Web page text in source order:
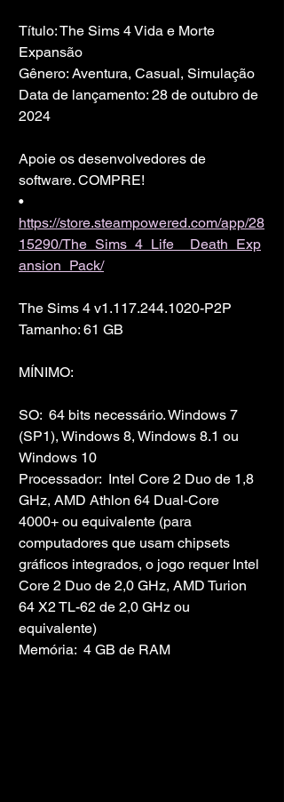
Título: The Sims 4 Vida e Morte
Expansão
Gênero: Aventura, Casual, Simulação
Data de lançamento: 28 de outubro de
2024
Apoie os desenvolvedores de
software. COMPRE!
•
https://store.steampowered.com/app/28
15290/The_Sims_4_Life__Death_Exp
ansion_Pack/
The Sims 4 v1.117.244.1020-P2P
Tamanho: 61 GB
MÍNIMO:
SO:  64 bits necessário. Windows 7
(SP1), Windows 8, Windows 8.1 ou
Windows 10
Processador:  Intel Core 2 Duo de 1,8
GHz, AMD Athlon 64 Dual-Core
4000+ ou equivalente (para
computadores que usam chipsets
gráficos integrados, o jogo requer Intel
Core 2 Duo de 2,0 GHz, AMD Turion
64 X2 TL-62 de 2,0 GHz ou
equivalente)
Memória:  4 GB de RAM